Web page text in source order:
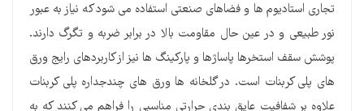
تجاری استادیوم ها و فضاهای صنعتی استفاده می شود که نیاز به عبور
نور طبیعی و در عین حال مقاومت بالا در برابر ضربه و تگرگ دارند.
پوشش سقف استخرها پاساژها و پارکینگ ها نیز از کاربردهای رایج ورق
های پلی کربنات است. در گلخانه ها ورق های چندجداره پلی کربنات
علاوه بر شفافیت عایق بندی حرارتی مناسبی را فراهم می کنند که به